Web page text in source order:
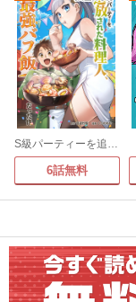
S級パーティーを追放された料理人、最強バフ飯だった件
6話無料